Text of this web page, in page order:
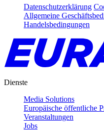
Datenschutzerklärung
Allgemeine
Handelsbedingungen
Dienste
Media Solutions
Europäische öffentliche
Veranstaltungen
Jobs